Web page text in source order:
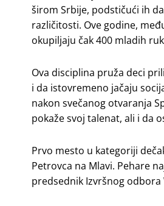
širom Srbije, podstičući ih
različitosti. Ove godine,
okupiljaju čak 400 mladih
Ova disciplina pruža deci
i da istovremeno jačaju
nakon svečanog otvaranja
pokaže svoj talenat, ali i da
Prvo mesto u kategoriji
Petrovca na Mlavi. Pehare
predsednik Izvršnog